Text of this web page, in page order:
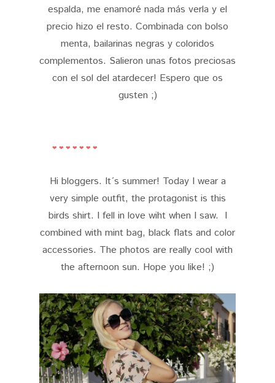
espalda, me enamoré nada más verla y el
precio hizo el resto. Combinada con bolso
menta, bailarinas negras y coloridos
complementos. Salieron unas fotos preciosas
con el sol del atardecer! Espero que os
gusten ;)
❤ ❤ ❤ ❤ ❤ ❤ ❤
Hi bloggers. It´s summer! Today I wear a
very simple outfit, the protagonist is this
birds shirt. I fell in love wiht when I saw. I
combined with mint bag, black flats and color
accessories. The photos are really cool with
the afternoon sun. Hope you like! ;)